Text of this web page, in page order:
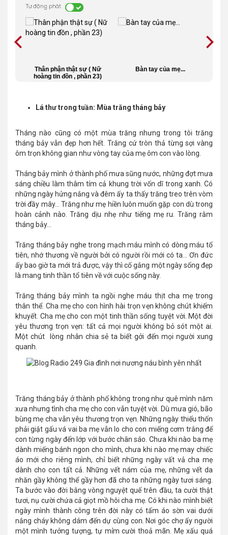
Tự động phát
Thân phận thật sự ( Nữ
hoàng tin đồn , phần 23)
Bàn tay của mẹ...
Lá thư trong tuần: Mùa trăng tháng bảy
Tháng nào cũng có một mùa trăng nhưng trong tôi trăng
tháng bảy vẫn đẹp hơn hết. Trăng cứ tròn thả từng sợi vàng
ôm trọn không gian như vòng tay của mẹ ôm con vào lòng.
Tháng bảy mình ở thành phố mưa sũng nước, những đợt mưa
sáng chiều làm thâm tím cả khung trời vốn dĩ trong xanh. Có
những ngày hửng nắng và đêm ấy ta thấy trăng treo trên vòm
trời đầy mây… Trăng như mẹ hiền luôn muốn gặp con dù trong
hoàn cảnh nào. Trăng dịu nhẹ như tiếng mẹ ru. Trăng rằm
tháng bảy…
Trăng tháng bảy nghe trong mạch máu mình có dòng máu tổ
tiên, nhớ thương về người bởi có người rồi mới có ta... Ơn đức
ấy bao giờ ta mới trả được, vậy thì cố gắng một ngày sống đẹp
là mang tinh thần tổ tiên về với cuộc sống này.
Trăng tháng bảy mình ta ngồi nghe máu thịt cha mẹ trong
thân thể. Cha mẹ cho con hình hài trọn vẹn không chút khiếm
khuyết. Cha mẹ cho con một tinh thần sống tuyệt vời. Một đời
yêu thương trọn vẹn: tất cả mọi người không bỏ sót một ai.
Một chút lòng nhân chia sẻ ta biết gởi đến mọi người xung
quanh.
Trăng tháng bảy ở thành phố không trong như quê mình năm
xưa nhưng tình cha mẹ cho con vẫn tuyệt vời. Dù mưa gió, bão
bùng mẹ cha vẫn yêu thương trọn vẹn. Những ngày thiếu thốn
phải giật gấu vá vai ba mẹ vẫn lo cho con miếng cơm trắng để
con từng ngày đến lớp với bước chân sáo. Chưa khi nào ba mẹ
dành miếng bánh ngon cho mình, chưa khi nào mẹ may chiếc
áo mới cho riêng mình, chỉ biết những ngày vất vả cha mẹ
dành cho con tất cả. Những vết nám của mẹ, những vết da
nhăn gầy không thể gầy hơn đã cho ta những ngày tươi sáng.
Ta bước vào đời bằng vòng nguyệt quế trên đầu, ta cười thật
tươi, nụ cười chứa cả giọt mồ hôi cha mẹ. Có khi nào mình biết
ngày mình thành công trên đời này có tấm áo sờn vai dưới
nắng cháy không dám đến dự cùng con. Nơi góc chợ ấy người
một mình tưởng tượng, tự mỉm cười thoả mãn. Mẹ xấu quá